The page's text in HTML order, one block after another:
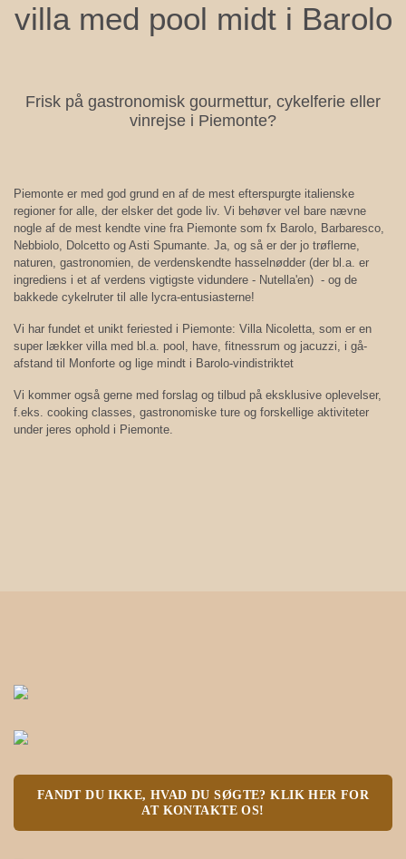
villa med pool midt i Barolo
Frisk på gastronomisk gourmettur, cykelferie eller
vinrejse i Piemonte?
Piemonte er med god grund en af de mest efterspurgte italienske
regioner for alle, der elsker det gode liv. Vi behøver vel bare nævne
nogle af de mest kendte vine fra Piemonte som fx Barolo, Barbaresco,
Nebbiolo, Dolcetto og Asti Spumante. Ja, og så er der jo trøflerne,
naturen, gastronomien, de verdenskendte hasselnødder (der bl.a. er
ingrediens i et af verdens vigtigste vidundere - Nutella'en) - og de
bakkede cykelruter til alle lycra-entusiasterne!
Vi har fundet et unikt feriested i Piemonte: Villa Nicoletta, som er en
super lækker villa med bl.a. pool, have, fitnessrum og jacuzzi, i gå-
afstand til Monforte og lige mindt i Barolo-vindistriktet
Vi kommer også gerne med forslag og tilbud på eksklusive oplevelser,
f.eks. cooking classes, gastronomiske ture og forskellige aktiviteter
under jeres ophold i Piemonte.
FANDT DU IKKE, HVAD DU SØGTE? KLIK HER FOR
AT KONTAKTE OS!